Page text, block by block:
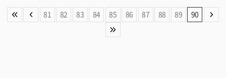
청지역을 면밀히 분석했다. 위원들은 ‘안전한 완주’를 만들기 위해 신규 설치
되는 CCTV장소에 대한 심도 있는 토의를 진행했고 효율적인 통합관제센터 운
영 방안과 영상정보처리기기 운영·관리 방침에 대한 다양한 의견을 나눴다.
81 82 83 84 85 86 87 88 89 90